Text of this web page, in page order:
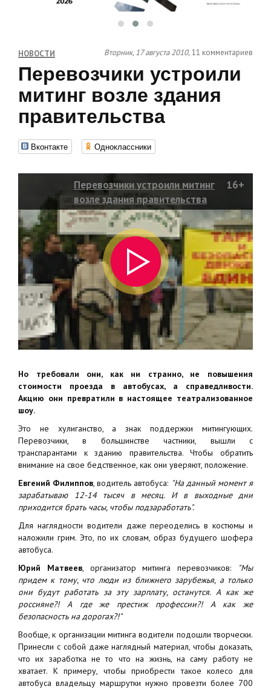
НОВОСТИ Вторник, 17 августа 2010,11 комментариев
Перевозчики устроили
митинг возле здания
правительства
Вконтакте Одноклассники
Перевозчики устроили митинг
возле здания правительства
16+
Но требовали они, как ни странно, не повышения
стоимости проезда в автобусах, а справедливости.
Акцию они превратили в настоящее театрализованное
шоу.
Это не хулиганство, а знак поддержки митингующих.
Перевозчики, в большинстве частники, вышли с
транспарантами к зданию правительства. Чтобы обратить
внимание на свое бедственное, как они уверяют, положение.
Евгений Филиппов, водитель автобуса: "На данный момент я
зарабатываю 12-14 тысяч в месяц. И в выходные дни
приходится брать часы, чтобы подзаработать".
Для наглядности водители даже переоделись в костюмы и
наложили грим. Это, по их словам, образ будущего шофера
автобуса.
Юрий Матвеев, организатор митинга перевозчиков:
"Мы
придем к тому, что люди из ближнего зарубежья, а только
они будут работать за эту зарплату, останутся. А как же
россияне?! А где же престиж профессии?! А как же
безопасность на дорогах?!"
Вообще, к организации митинга водители подошли творчески.
Принесли с собой даже наглядный материал, чтобы доказать,
что их заработка не то что на жизнь, на саму работу не
хватает. К примеру, чтобы приобрести такое колесо для
автобуса владельцу маршрутки нужно провезти более 700